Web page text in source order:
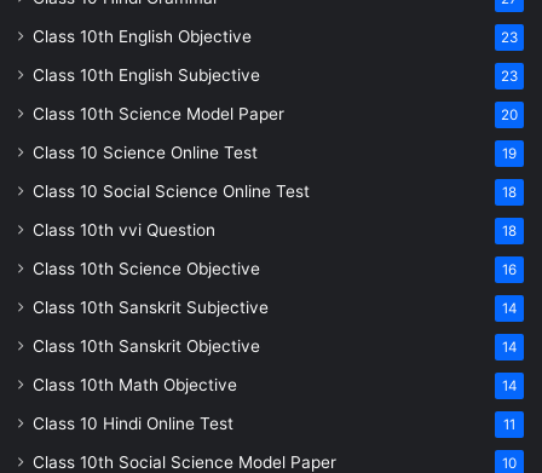
Class 10th English Objective 23
Class 10th English Subjective 23
Class 10th Science Model Paper 20
Class 10 Science Online Test 19
Class 10 Social Science Online Test 18
Class 10th vvi Question 18
Class 10th Science Objective 16
Class 10th Sanskrit Subjective 14
Class 10th Sanskrit Objective 14
Class 10th Math Objective 14
Class 10 Hindi Online Test 11
Class 10th Social Science Model Paper 10